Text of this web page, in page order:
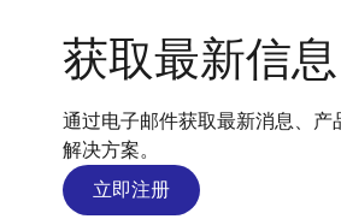
获取最新信息
通过电子邮件获取最新消息、产
解决方案。
立即注册